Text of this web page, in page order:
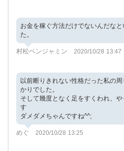
お金を稼ぐ方法だけでないんだな
た。
村松ベンジャミン 2020/10/28 13:47
以前断りきれない性格だった私の
かりでした。
そして幾度となく足をすくわれ、
す
ダメダメちゃんですね^^;
めぐ 2020/10/28 13:25